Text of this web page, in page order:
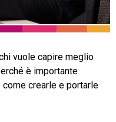
vuole capire meglio
è importante
crearle e portarle